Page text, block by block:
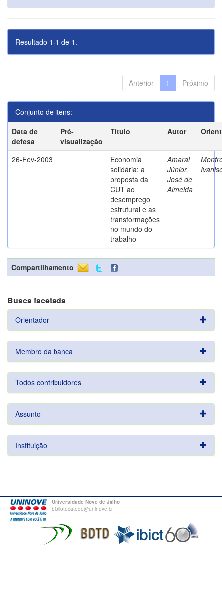
Resultado 1-1 de 1.
Anterior 1 Próximo
Conjunto de itens:
Data de
defesa
Pré-
visualização
Título Autor
26-Fev-2003
Economia
solidária: a
proposta da
CUT ao
desemprego
estrutural e as
transformações
no mundo do
trabalho
Amaral
Júnior,
José de
Almeida
Compartilhamento
Busca facetada
Orientador
Membro da banca
Todos contribuidores
Assunto
Instituição
Universidade Nove de Julho
bibliotecatede@uninove.br